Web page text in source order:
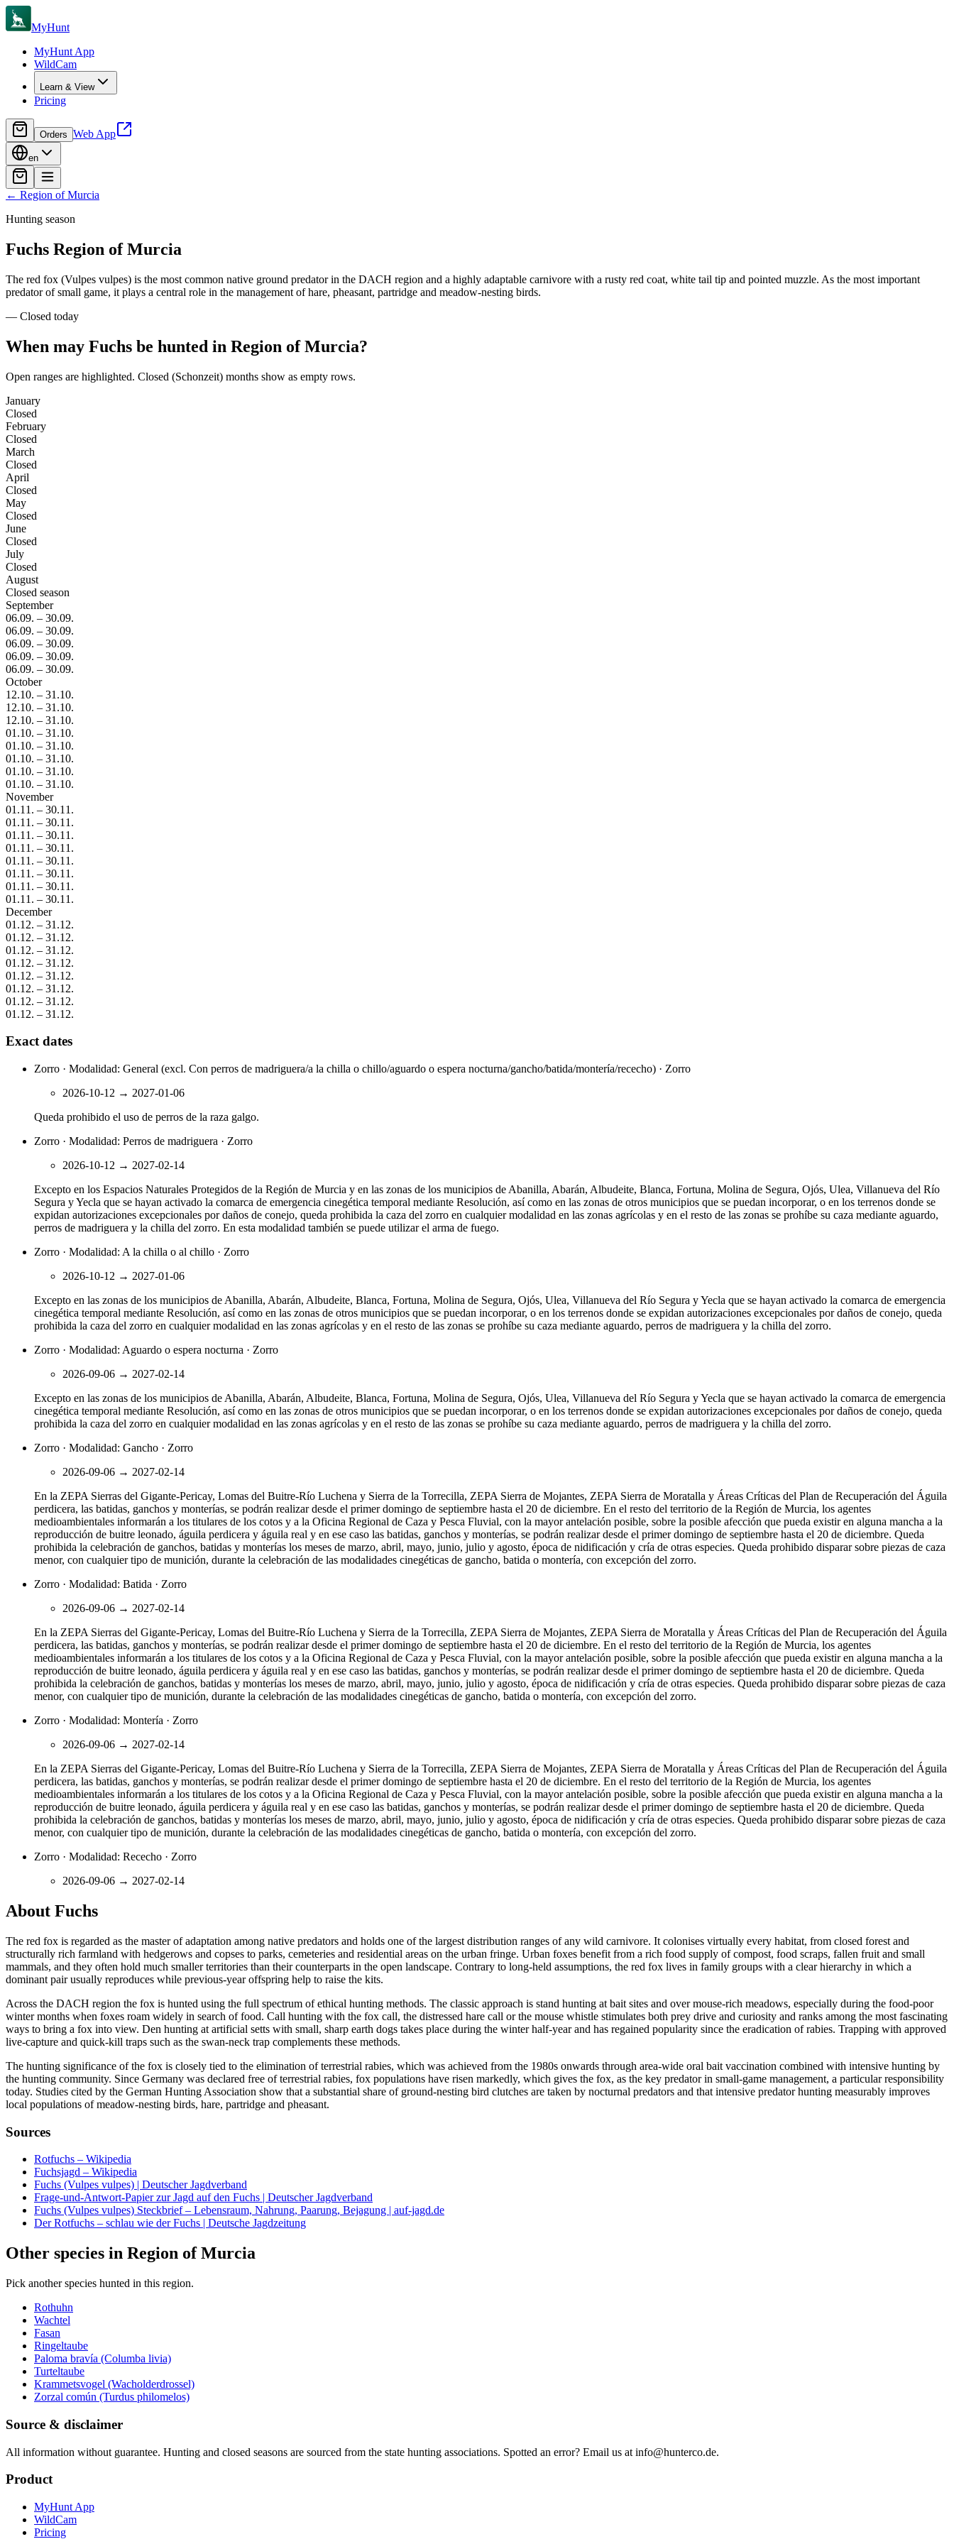
MyHunt
MyHunt App
WildCam
Learn & View
Pricing
Orders Web App
en
← Region of Murcia
Hunting season
Fuchs Region of Murcia
The red fox (Vulpes vulpes) is the most common native ground predator in the DACH region and a highly adaptable carnivore with a rusty red coat, white tail tip and pointed muzzle. As the most important
predator of small game, it plays a central role in the management of hare, pheasant, partridge and meadow-nesting birds.
— Closed today
When may Fuchs be hunted in Region of Murcia?
Open ranges are highlighted. Closed (Schonzeit) months show as empty rows.
January
Closed
February
Closed
March
Closed
April
Closed
May
Closed
June
Closed
July
Closed
August
Closed season
September
06.09. – 30.09.
06.09. – 30.09.
06.09. – 30.09.
06.09. – 30.09.
06.09. – 30.09.
October
12.10. – 31.10.
12.10. – 31.10.
12.10. – 31.10.
01.10. – 31.10.
01.10. – 31.10.
01.10. – 31.10.
01.10. – 31.10.
01.10. – 31.10.
November
01.11. – 30.11.
01.11. – 30.11.
01.11. – 30.11.
01.11. – 30.11.
01.11. – 30.11.
01.11. – 30.11.
01.11. – 30.11.
01.11. – 30.11.
December
01.12. – 31.12.
01.12. – 31.12.
01.12. – 31.12.
01.12. – 31.12.
01.12. – 31.12.
01.12. – 31.12.
01.12. – 31.12.
01.12. – 31.12.
Exact dates
Zorro · Modalidad: General (excl. Con perros de madriguera/a la chilla o chillo/aguardo o espera nocturna/gancho/batida/montería/rececho) · Zorro
2026-10-12 → 2027-01-06
Queda prohibido el uso de perros de la raza galgo.
Zorro · Modalidad: Perros de madriguera · Zorro
2026-10-12 → 2027-02-14
Excepto en los Espacios Naturales Protegidos de la Región de Murcia y en las zonas de los municipios de Abanilla, Abarán, Albudeite, Blanca, Fortuna, Molina de Segura, Ojós, Ulea, Villanueva del Río
Segura y Yecla que se hayan activado la comarca de emergencia cinegética temporal mediante Resolución, así como en las zonas de otros municipios que se puedan incorporar, o en los terrenos donde se
expidan autorizaciones excepcionales por daños de conejo, queda prohibida la caza del zorro en cualquier modalidad en las zonas agrícolas y en el resto de las zonas se prohíbe su caza mediante aguardo,
perros de madriguera y la chilla del zorro. En esta modalidad también se puede utilizar el arma de fuego.
Zorro · Modalidad: A la chilla o al chillo · Zorro
2026-10-12 → 2027-01-06
Excepto en las zonas de los municipios de Abanilla, Abarán, Albudeite, Blanca, Fortuna, Molina de Segura, Ojós, Ulea, Villanueva del Río Segura y Yecla que se hayan activado la comarca de emergencia
cinegética temporal mediante Resolución, así como en las zonas de otros municipios que se puedan incorporar, o en los terrenos donde se expidan autorizaciones excepcionales por daños de conejo, queda
prohibida la caza del zorro en cualquier modalidad en las zonas agrícolas y en el resto de las zonas se prohíbe su caza mediante aguardo, perros de madriguera y la chilla del zorro.
Zorro · Modalidad: Aguardo o espera nocturna · Zorro
2026-09-06 → 2027-02-14
Excepto en las zonas de los municipios de Abanilla, Abarán, Albudeite, Blanca, Fortuna, Molina de Segura, Ojós, Ulea, Villanueva del Río Segura y Yecla que se hayan activado la comarca de emergencia
cinegética temporal mediante Resolución, así como en las zonas de otros municipios que se puedan incorporar, o en los terrenos donde se expidan autorizaciones excepcionales por daños de conejo, queda
prohibida la caza del zorro en cualquier modalidad en las zonas agrícolas y en el resto de las zonas se prohíbe su caza mediante aguardo, perros de madriguera y la chilla del zorro.
Zorro · Modalidad: Gancho · Zorro
2026-09-06 → 2027-02-14
En la ZEPA Sierras del Gigante-Pericay, Lomas del Buitre-Río Luchena y Sierra de la Torrecilla, ZEPA Sierra de Mojantes, ZEPA Sierra de Moratalla y Áreas Críticas del Plan de Recuperación del Águila
perdicera, las batidas, ganchos y monterías, se podrán realizar desde el primer domingo de septiembre hasta el 20 de diciembre. En el resto del territorio de la Región de Murcia, los agentes
medioambientales informarán a los titulares de los cotos y a la Oficina Regional de Caza y Pesca Fluvial, con la mayor antelación posible, sobre la posible afección que pueda existir en alguna mancha a la
reproducción de buitre leonado, águila perdicera y águila real y en ese caso las batidas, ganchos y monterías, se podrán realizar desde el primer domingo de septiembre hasta el 20 de diciembre. Queda
prohibida la celebración de ganchos, batidas y monterías los meses de marzo, abril, mayo, junio, julio y agosto, época de nidificación y cría de otras especies. Queda prohibido disparar sobre piezas de caza
menor, con cualquier tipo de munición, durante la celebración de las modalidades cinegéticas de gancho, batida o montería, con excepción del zorro.
Zorro · Modalidad: Batida · Zorro
2026-09-06 → 2027-02-14
En la ZEPA Sierras del Gigante-Pericay, Lomas del Buitre-Río Luchena y Sierra de la Torrecilla, ZEPA Sierra de Mojantes, ZEPA Sierra de Moratalla y Áreas Críticas del Plan de Recuperación del Águila
perdicera, las batidas, ganchos y monterías, se podrán realizar desde el primer domingo de septiembre hasta el 20 de diciembre. En el resto del territorio de la Región de Murcia, los agentes
medioambientales informarán a los titulares de los cotos y a la Oficina Regional de Caza y Pesca Fluvial, con la mayor antelación posible, sobre la posible afección que pueda existir en alguna mancha a la
reproducción de buitre leonado, águila perdicera y águila real y en ese caso las batidas, ganchos y monterías, se podrán realizar desde el primer domingo de septiembre hasta el 20 de diciembre. Queda
prohibida la celebración de ganchos, batidas y monterías los meses de marzo, abril, mayo, junio, julio y agosto, época de nidificación y cría de otras especies. Queda prohibido disparar sobre piezas de caza
menor, con cualquier tipo de munición, durante la celebración de las modalidades cinegéticas de gancho, batida o montería, con excepción del zorro.
Zorro · Modalidad: Montería · Zorro
2026-09-06 → 2027-02-14
En la ZEPA Sierras del Gigante-Pericay, Lomas del Buitre-Río Luchena y Sierra de la Torrecilla, ZEPA Sierra de Mojantes, ZEPA Sierra de Moratalla y Áreas Críticas del Plan de Recuperación del Águila
perdicera, las batidas, ganchos y monterías, se podrán realizar desde el primer domingo de septiembre hasta el 20 de diciembre. En el resto del territorio de la Región de Murcia, los agentes
medioambientales informarán a los titulares de los cotos y a la Oficina Regional de Caza y Pesca Fluvial, con la mayor antelación posible, sobre la posible afección que pueda existir en alguna mancha a la
reproducción de buitre leonado, águila perdicera y águila real y en ese caso las batidas, ganchos y monterías, se podrán realizar desde el primer domingo de septiembre hasta el 20 de diciembre. Queda
prohibida la celebración de ganchos, batidas y monterías los meses de marzo, abril, mayo, junio, julio y agosto, época de nidificación y cría de otras especies. Queda prohibido disparar sobre piezas de caza
menor, con cualquier tipo de munición, durante la celebración de las modalidades cinegéticas de gancho, batida o montería, con excepción del zorro.
Zorro · Modalidad: Rececho · Zorro
2026-09-06 → 2027-02-14
About Fuchs
The red fox is regarded as the master of adaptation among native predators and holds one of the largest distribution ranges of any wild carnivore. It colonises virtually every habitat, from closed forest and
structurally rich farmland with hedgerows and copses to parks, cemeteries and residential areas on the urban fringe. Urban foxes benefit from a rich food supply of compost, food scraps, fallen fruit and small
mammals, and they often hold much smaller territories than their counterparts in the open landscape. Contrary to long-held assumptions, the red fox lives in family groups with a clear hierarchy in which a
dominant pair usually reproduces while previous-year offspring help to raise the kits.
Across the DACH region the fox is hunted using the full spectrum of ethical hunting methods. The classic approach is stand hunting at bait sites and over mouse-rich meadows, especially during the food-poor
winter months when foxes roam widely in search of food. Call hunting with the fox call, the distressed hare call or the mouse whistle stimulates both prey drive and curiosity and ranks among the most fascinating
ways to bring a fox into view. Den hunting at artificial setts with small, sharp earth dogs takes place during the winter half-year and has regained popularity since the eradication of rabies. Trapping with approved
live-capture and quick-kill traps such as the swan-neck trap complements these methods.
The hunting significance of the fox is closely tied to the elimination of terrestrial rabies, which was achieved from the 1980s onwards through area-wide oral bait vaccination combined with intensive hunting by
the hunting community. Since Germany was declared free of terrestrial rabies, fox populations have risen markedly, which gives the fox, as the key predator in small-game management, a particular responsibility
today. Studies cited by the German Hunting Association show that a substantial share of ground-nesting bird clutches are taken by nocturnal predators and that intensive predator hunting measurably improves
local populations of meadow-nesting birds, hare, partridge and pheasant.
Sources
Rotfuchs – Wikipedia
Fuchsjagd – Wikipedia
Fuchs (Vulpes vulpes) | Deutscher Jagdverband
Frage-und-Antwort-Papier zur Jagd auf den Fuchs | Deutscher Jagdverband
Fuchs (Vulpes vulpes) Steckbrief – Lebensraum, Nahrung, Paarung, Bejagung | auf-jagd.de
Der Rotfuchs – schlau wie der Fuchs | Deutsche Jagdzeitung
Other species in Region of Murcia
Pick another species hunted in this region.
Rothuhn
Wachtel
Fasan
Ringeltaube
Paloma bravía (Columba livia)
Turteltaube
Krammetsvogel (Wacholderdrossel)
Zorzal común (Turdus philomelos)
Source & disclaimer
All information without guarantee. Hunting and closed seasons are sourced from the state hunting associations. Spotted an error? Email us at info@hunterco.de.
Product
MyHunt App
WildCam
Pricing